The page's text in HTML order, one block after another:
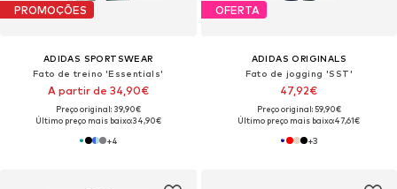
PROMOÇÕES
ADIDAS SPORTSWEAR
Fato de treino 'Essentials'
A partir de 34,90€
Preço original: 39,90€
Último preço mais baixo:34,90€
+4
OFERTA
ADIDAS ORIGINALS
Fato de jogging 'SST'
47,92€
Preço original: 59,90€
Último preço mais baixo:47,61€
+3